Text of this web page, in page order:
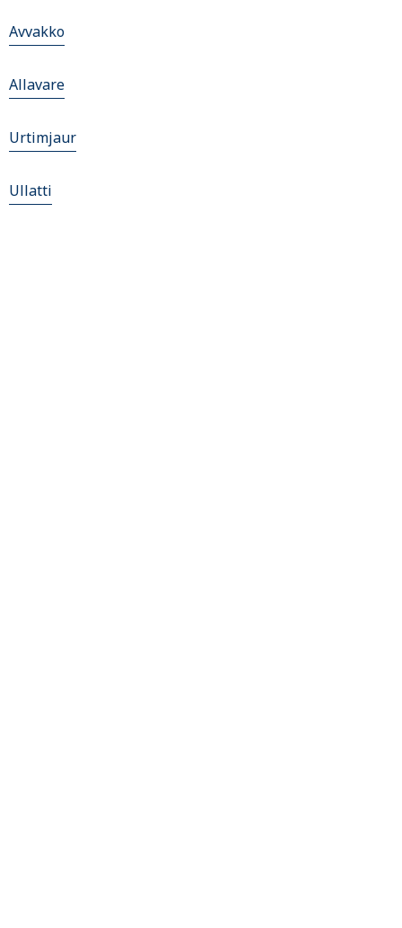
Avvakko
Allavare
Urtimjaur
Ullatti